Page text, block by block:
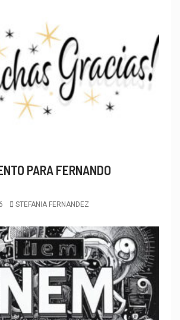
PARA FERNANDO
STEFANIA FERNANDEZ